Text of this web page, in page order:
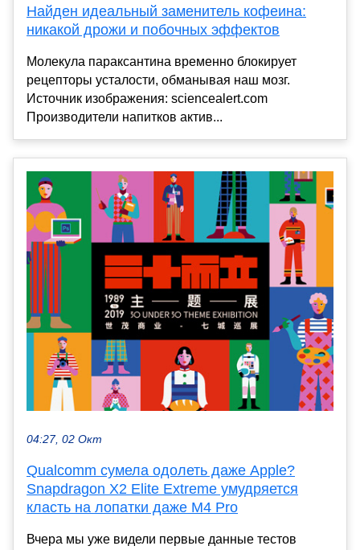
Найден идеальный заменитель кофеина:
никакой дрожи и побочных эффектов
Молекула параксантина временно блокирует
рецепторы усталости, обманывая наш мозг.
Источник изображения: sciencealert.com
Производители напитков актив...
04:27, 02 Окт
Qualcomm сумела одолеть даже Apple?
Snapdragon X2 Elite Extreme умудряется
класть на лопатки даже M4 Pro
Вчера мы уже видели первые данные тестов